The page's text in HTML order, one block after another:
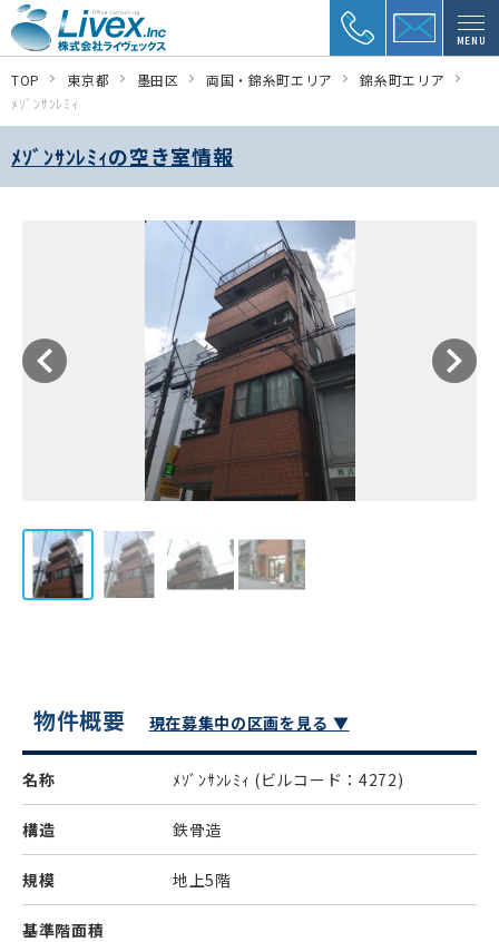
MENU
TOP 東京都 墨田区 両国・錦糸町エリア
錦糸町エリア
ﾒｿﾞﾝｻﾝﾚﾐｨ
ﾒｿﾞﾝｻﾝﾚﾐｨの空き室情報
物件概要 現在募集中の区画を見る ▼
名称 ﾒｿﾞﾝｻﾝﾚﾐｨ (ビルコード：4272)
構造 鉄骨造
規模 地上5階
基準階面積